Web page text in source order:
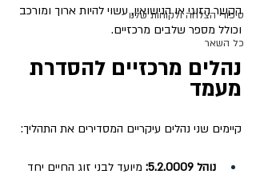
סיפורי הצלחה ולקוחות שלנו
כל השאר
הקשר הזוגי או הנישואין, עשוי להיות ארוך ומורכב
וכולל מספר שלבים מרכזיים.
נהלים מרכזיים להסדרת
מעמד
קיימים שני נהלים עיקריים המסדירים את התהליך:
נוהל 5.2.0009:
מיועד לבני זוג החיים יחד